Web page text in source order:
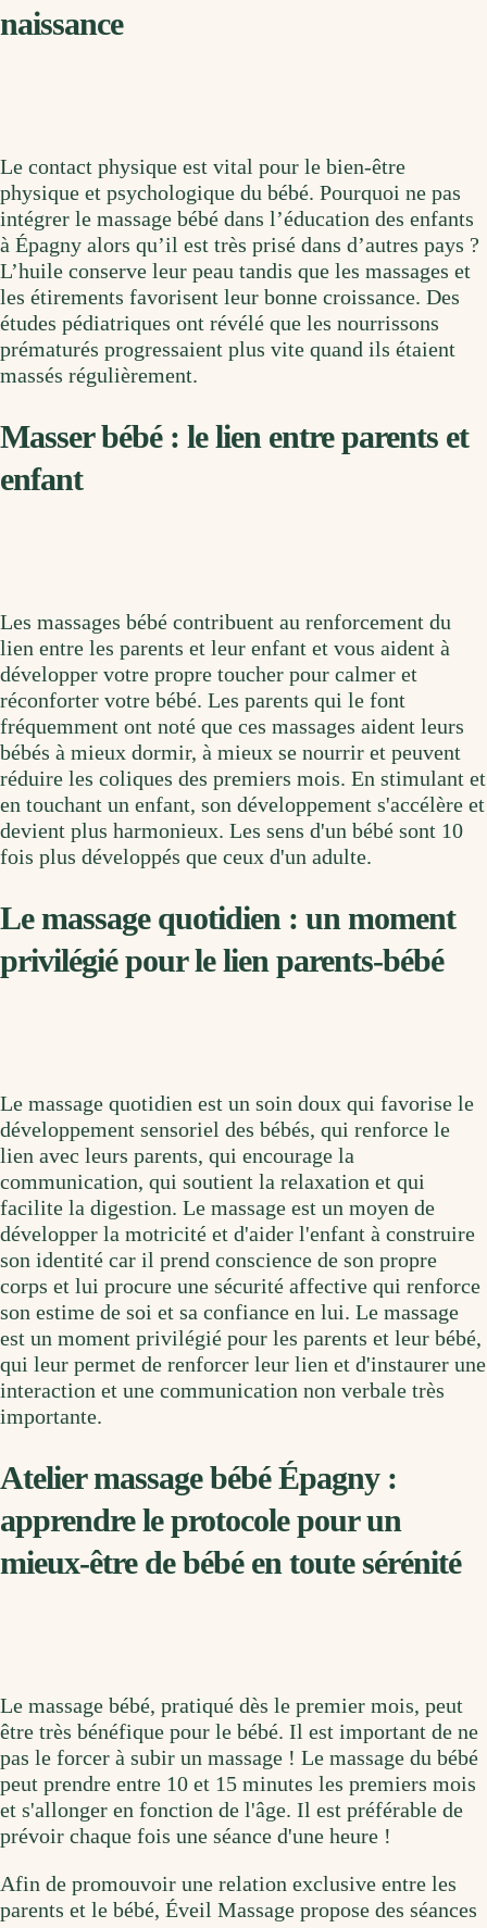
naissance
Le contact physique est vital pour le bien-être
physique et psychologique du bébé. Pourquoi ne pas
intégrer le massage bébé dans l’éducation des enfants
à Épagny alors qu’il est très prisé dans d’autres pays ?
L’huile conserve leur peau tandis que les massages et
les étirements favorisent leur bonne croissance. Des
études pédiatriques ont révélé que les nourrissons
prématurés progressaient plus vite quand ils étaient
massés régulièrement.
Masser bébé : le lien entre parents et
enfant
Les massages bébé contribuent au renforcement du
lien entre les parents et leur enfant et vous aident à
développer votre propre toucher pour calmer et
réconforter votre bébé. Les parents qui le font
fréquemment ont noté que ces massages aident leurs
bébés à mieux dormir, à mieux se nourrir et peuvent
réduire les coliques des premiers mois. En stimulant et
en touchant un enfant, son développement s'accélère et
devient plus harmonieux. Les sens d'un bébé sont 10
fois plus développés que ceux d'un adulte.
Le massage quotidien : un moment
privilégié pour le lien parents-bébé
Le massage quotidien est un soin doux qui favorise le
développement sensoriel des bébés, qui renforce le
lien avec leurs parents, qui encourage la
communication, qui soutient la relaxation et qui
facilite la digestion. Le massage est un moyen de
développer la motricité et d'aider l'enfant à construire
son identité car il prend conscience de son propre
corps et lui procure une sécurité affective qui renforce
son estime de soi et sa confiance en lui. Le massage
est un moment privilégié pour les parents et leur bébé,
qui leur permet de renforcer leur lien et d'instaurer une
interaction et une communication non verbale très
importante.
Atelier massage bébé Épagny :
apprendre le protocole pour un
mieux-être de bébé en toute sérénité
Le massage bébé, pratiqué dès le premier mois, peut
être très bénéfique pour le bébé. Il est important de ne
pas le forcer à subir un massage ! Le massage du bébé
peut prendre entre 10 et 15 minutes les premiers mois
et s'allonger en fonction de l'âge. Il est préférable de
prévoir chaque fois une séance d'une heure !
Afin de promouvoir une relation exclusive entre les
parents et le bébé, Éveil Massage propose des séances